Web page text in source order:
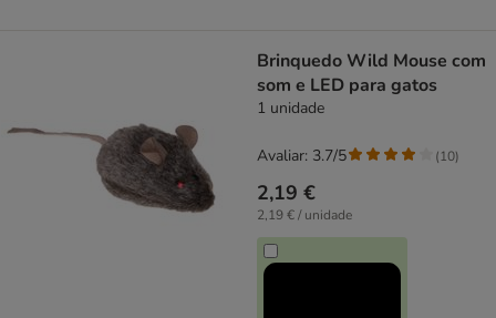
Brinquedo Wild Mouse com
som e LED para gatos
1 unidade
2,19 €
2,19 € / unidade
Avaliar: 3.7/5 (10)